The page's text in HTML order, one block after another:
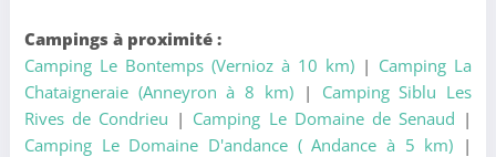
Campings à proximité :
Camping Le Bontemps (Vernioz à 10 km) | Camping La
Chataigneraie (Anneyron à 8 km) | Camping Siblu Les
Rives de Condrieu | Camping Le Domaine de Senaud |
Camping Le Domaine D'andance ( Andance à 5 km) |